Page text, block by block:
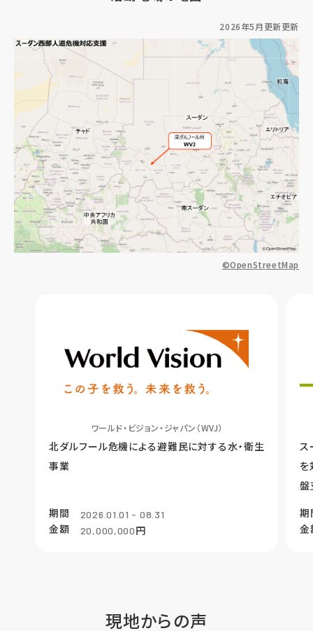
2026年5月更新更新
©OpenStreetMap
ワールド・ビジョン・ジャパン（WVJ）
北ダルフール危機による避難民に対する水・衛生
事業
期間 2026.01.01 - 08.31
金額 20,000,000円
ス
を
盤
期
金
現地からの声